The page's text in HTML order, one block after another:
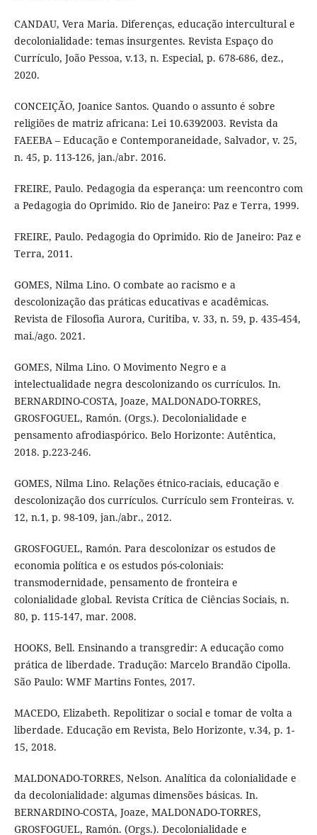
CANDAU, Vera Maria. Diferenças, educação intercultural e
decolonialidade: temas insurgentes. Revista Espaço do
Currículo, João Pessoa, v.13, n. Especial, p. 678-686, dez.,
2020.
CONCEIÇÃO, Joanice Santos. Quando o assunto é sobre
religiões de matriz africana: Lei 10.639∕2003. Revista da
FAEEBA – Educação e Contemporaneidade, Salvador, v. 25,
n. 45, p. 113-126, jan./abr. 2016.
FREIRE, Paulo. Pedagogia da esperança: um reencontro com
a Pedagogia do Oprimido. Rio de Janeiro: Paz e Terra, 1999.
FREIRE, Paulo. Pedagogia do Oprimido. Rio de Janeiro: Paz e
Terra, 2011.
GOMES, Nilma Lino. O combate ao racismo e a
descolonização das práticas educativas e acadêmicas.
Revista de Filosofia Aurora, Curitiba, v. 33, n. 59, p. 435-454,
mai./ago. 2021.
GOMES, Nilma Lino. O Movimento Negro e a
intelectualidade negra descolonizando os currículos. In.
BERNARDINO-COSTA, Joaze, MALDONADO-TORRES,
GROSFOGUEL, Ramón. (Orgs.). Decolonialidade e
pensamento afrodiaspórico. Belo Horizonte: Autêntica,
2018. p.223-246.
GOMES, Nilma Lino. Relações étnico-raciais, educação e
descolonização dos currículos. Currículo sem Fronteiras. v.
12, n.1, p. 98-109, jan./abr., 2012.
GROSFOGUEL, Ramón. Para descolonizar os estudos de
economia política e os estudos pós-coloniais:
transmodernidade, pensamento de fronteira e
colonialidade global. Revista Crítica de Ciências Sociais, n.
80, p. 115-147, mar. 2008.
HOOKS, Bell. Ensinando a transgredir: A educação como
prática de liberdade. Tradução: Marcelo Brandão Cipolla.
São Paulo: WMF Martins Fontes, 2017.
MACEDO, Elizabeth. Repolitizar o social e tomar de volta a
liberdade. Educação em Revista, Belo Horizonte, v.34, p. 1-
15, 2018.
MALDONADO-TORRES, Nelson. Analítica da colonialidade e
da decolonialidade: algumas dimensões básicas. In.
BERNARDINO-COSTA, Joaze, MALDONADO-TORRES,
GROSFOGUEL, Ramón. (Orgs.). Decolonialidade e